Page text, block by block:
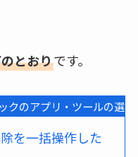
とおりです。
のアプリ・ツールの選び
を一括操作した